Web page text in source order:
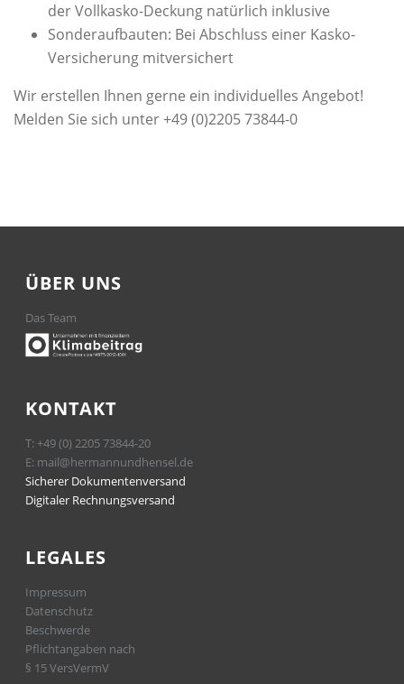
der Vollkasko-Deckung natürlich inklusive
Sonderaufbauten: Bei Abschluss einer Kasko-
Versicherung mitversichert
Wir erstellen Ihnen gerne ein individuelles Angebot!
Melden Sie sich unter +49 (0)2205 73844-0
ÜBER UNS
Das Team
KONTAKT
T: +49 (0) 2205 73844-20
E: mail@hermannundhensel.de
Sicherer Dokumentenversand
Digitaler Rechnungsversand
LEGALES
Impressum
Datenschutz
Beschwerde
Pflichtangaben nach
§ 15 VersVermV